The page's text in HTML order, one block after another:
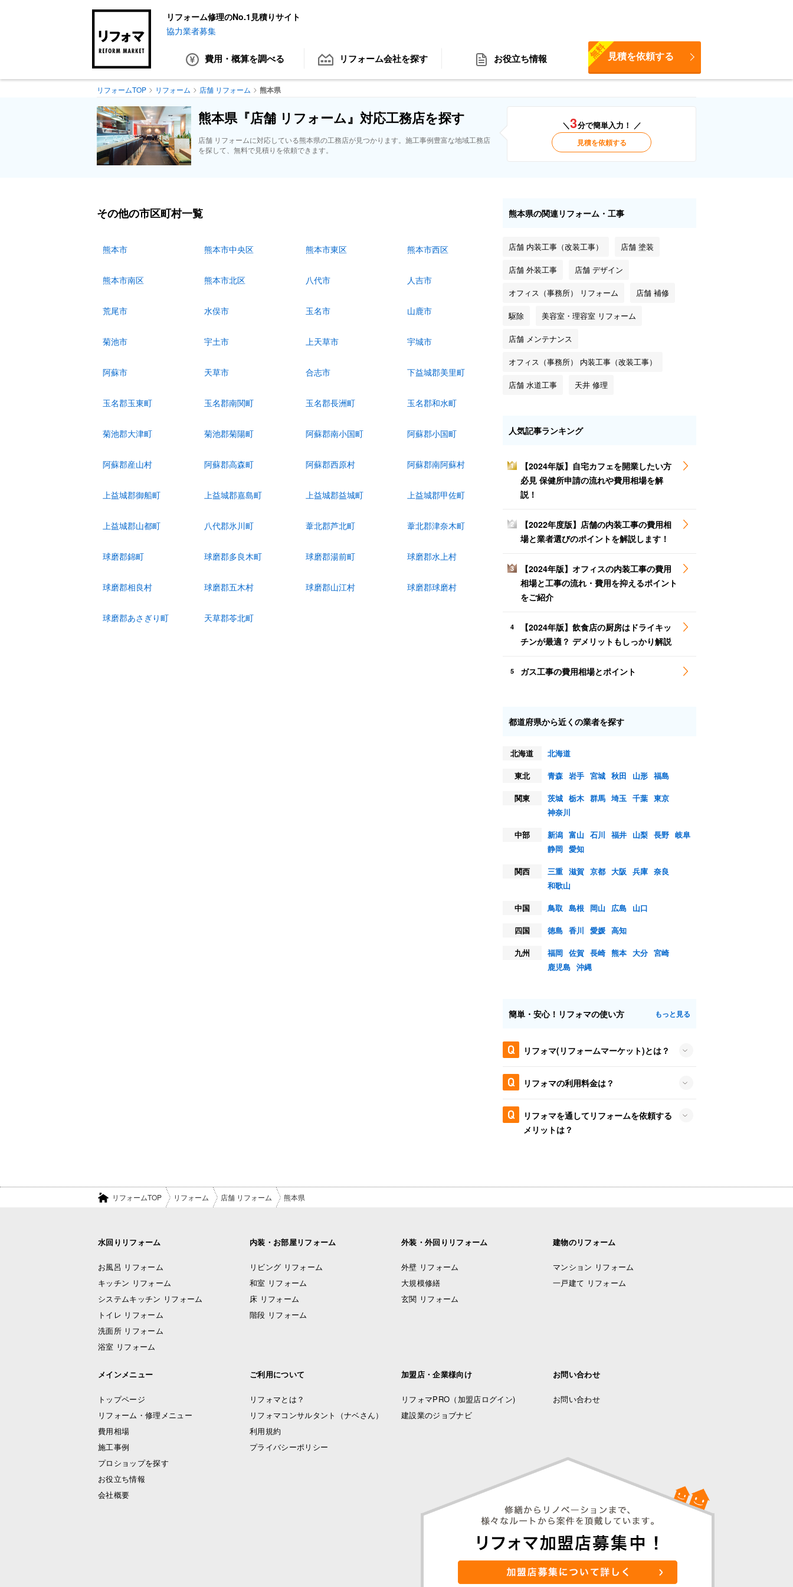
リフォーム修理のNo.1見積りサイト
協力業者募集
費用・概算を調べる リフォーム会社を探す お役立ち情報 見積を依頼する
無料
リフォームTOP リフォーム 店舗 リフォーム 熊本県
熊本県『店舗 リフォーム』対応工務店を探す
店舗 リフォームに対応している熊本県の工務店が見つかります。施工事例豊富な地域工務店
を探して、無料で見積りを依頼できます。
＼3分で簡単入力！ ／
見積を依頼する
その他の市区町村一覧
熊本市 熊本市中央区 熊本市東区 熊本市西区
熊本市南区 熊本市北区 八代市 人吉市
荒尾市 水俣市 玉名市 山鹿市
菊池市 宇土市 上天草市 宇城市
阿蘇市 天草市 合志市 下益城郡美里町
玉名郡玉東町 玉名郡南関町 玉名郡長洲町 玉名郡和水町
菊池郡大津町 菊池郡菊陽町 阿蘇郡南小国町 阿蘇郡小国町
阿蘇郡産山村 阿蘇郡高森町 阿蘇郡西原村 阿蘇郡南阿蘇村
上益城郡御船町 上益城郡嘉島町 上益城郡益城町 上益城郡甲佐町
上益城郡山都町 八代郡氷川町 葦北郡芦北町 葦北郡津奈木町
球磨郡錦町 球磨郡多良木町 球磨郡湯前町 球磨郡水上村
球磨郡相良村 球磨郡五木村 球磨郡山江村 球磨郡球磨村
球磨郡あさぎり町 天草郡苓北町
熊本県の関連リフォーム・工事
店舗 内装工事（改装工事） 店舗 塗装
店舗 外装工事 店舗 デザイン
オフィス（事務所） リフォーム 店舗 補修
駆除 美容室・理容室 リフォーム
店舗 メンテナンス
オフィス（事務所） 内装工事（改装工事）
店舗 水道工事 天井 修理
人気記事ランキング
1
【2024年版】自宅カフェを開業したい方
必見 保健所申請の流れや費用相場を解
説！
2
【2022年度版】店舗の内装工事の費用相
場と業者選びのポイントを解説します！
3
【2024年版】オフィスの内装工事の費用
相場と工事の流れ・費用を抑えるポイント
をご紹介
4
【2024年版】飲食店の厨房はドライキッ
チンが最適？ デメリットもしっかり解説
5 ガス工事の費用相場とポイント
都道府県から近くの業者を探す
北海道
北海道
東北
青森 岩手 宮城 秋田 山形 福島
関東
茨城 栃木 群馬 埼玉 千葉 東京
神奈川
中部
新潟 富山 石川 福井 山梨 長野 岐阜
静岡 愛知
関西
三重 滋賀 京都 大阪 兵庫 奈良
和歌山
中国
鳥取 島根 岡山 広島
山口
四国
徳島 香川 愛媛 高知
九州
福岡 佐賀 長崎 熊本 大分 宮崎
鹿児島 沖縄
簡単・安心！リフォマの使い方 もっと見る
リフォマ(リフォームマーケット)とは？
リフォマの利用料金は？
リフォマを通してリフォームを依頼する
メリットは？
リフォームTOP リフォーム 店舗 リフォーム 熊本県
水回りリフォーム
お風呂 リフォーム
キッチン リフォーム
システムキッチン リフォーム
トイレ リフォーム
洗面所 リフォーム
浴室 リフォーム
内装・お部屋リフォーム
リビング リフォーム
和室 リフォーム
床 リフォーム
階段 リフォーム
外装・外回りリフォーム
外壁 リフォーム
大規模修繕
玄関 リフォーム
建物のリフォーム
マンション リフォーム
一戸建て リフォーム
メインメニュー
トップページ
リフォーム・修理メニュー
費用相場
施工事例
プロショップを探す
お役立ち情報
会社概要
ご利用について
リフォマとは？
リフォマコンサルタント（ナベさん）
利用規約
プライバシーポリシー
加盟店・企業様向け
リフォマPRO （加盟店ログイン)
建設業のジョブナビ
お問い合わせ
お問い合わせ